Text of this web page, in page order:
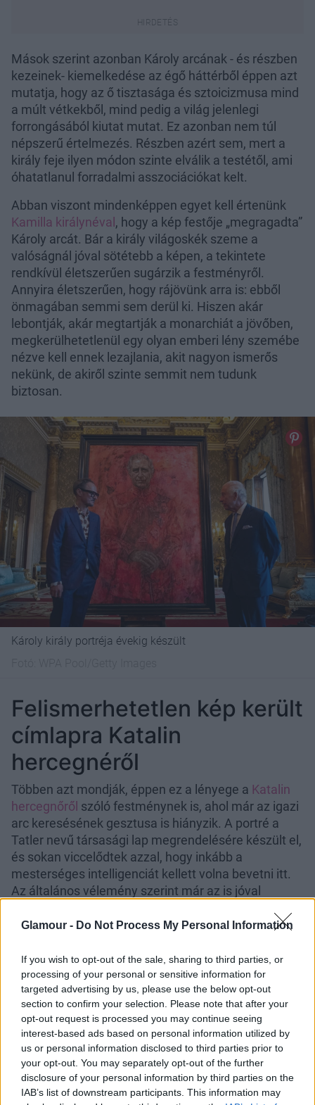
Glamour - Do Not Process My Personal Information
If you wish to opt-out of the sale, sharing to third parties, or
processing of your personal or sensitive information for
targeted advertising by us, please use the below opt-out
section to confirm your selection. Please note that after your
opt-out request is processed you may continue seeing
interest-based ads based on personal information utilized by
us or personal information disclosed to third parties prior to
your opt-out. You may separately opt-out of the further
disclosure of your personal information by third parties on the
IAB’s list of downstream participants. This information may
Mások szerint azonban Károly arcának - és részben
kezeinek- kiemelkedése az égő háttérből éppen azt
mutatja, hogy az ő tisztasága és sztoicizmusa mind
a múlt vétkekből, mind pedig a világ jelenlegi
forrongásából kiutat mutat. Ez azonban nem túl
népszerű értelmezés. Részben azért sem, mert a
király feje ilyen módon szinte elválik a testétől, ami
óhatatlanul forradalmi asszociációkat kelt.
Abban viszont mindenképpen egyet kell értenünk
Kamilla királynéval , hogy a kép festője „megragadta”
Károly arcát. Bár a király világoskék szeme a
valóságnál jóval sötétebb a képen, a tekintete
rendkívül életszerűen sugárzik a festményről.
Annyira életszerűen, hogy rájövünk arra is: ebből
önmagában semmi sem derül ki. Hiszen akár
lebontják, akár megtartják a monarchiát a jövőben,
megkerülhetetlenül egy olyan emberi lény szemébe
nézve kell ennek lezajlania, akit nagyon ismerős
nekünk, de akiről szinte semmit nem tudunk
biztosan.
Károly király portréja évekig készült
Felismerhetetlen kép került
címlapra Katalin
hercegnéről
Többen azt mondják, éppen ez a lényege a Katalin
hercegnőről szóló festménynek is, ahol már az igazi
arc keresésének gesztusa is hiányzik. A portré a
Tatler nevű társasági lap megrendelésére készült el,
és sokan viccelődtek azzal, hogy inkább a
mesterséges intelligenciát kellett volna bevetni itt.
Az általános vélemény szerint már az is jóval
kép alkotója, Hannah Uzor.